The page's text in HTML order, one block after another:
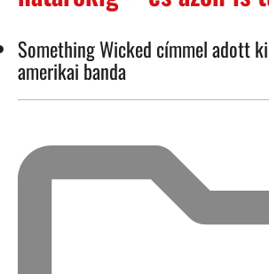
Something Wicked címmel adott
amerikai banda